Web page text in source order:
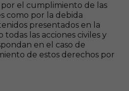
el cumplimiento de las
como por la debida
presentados en la
las acciones civiles y
en el caso de
de estos derechos por